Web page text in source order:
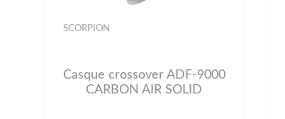
SCORPION
Casque crossover ADF-9000
CARBON AIR SOLID